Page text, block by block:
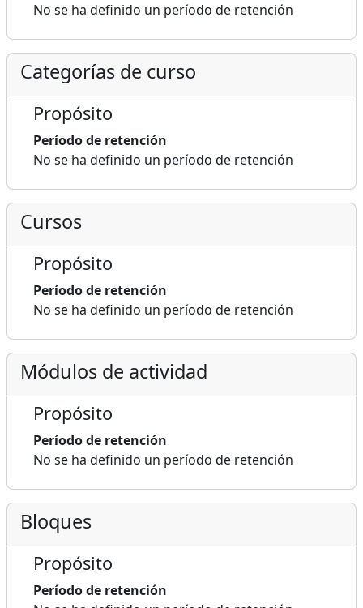
No se ha definido un período de retención
Categorías de curso
Propósito
Período de retención
No se ha definido un período de retención
Cursos
Propósito
Período de retención
No se ha definido un período de retención
Módulos de actividad
Propósito
Período de retención
No se ha definido un período de retención
Bloques
Propósito
Período de retención